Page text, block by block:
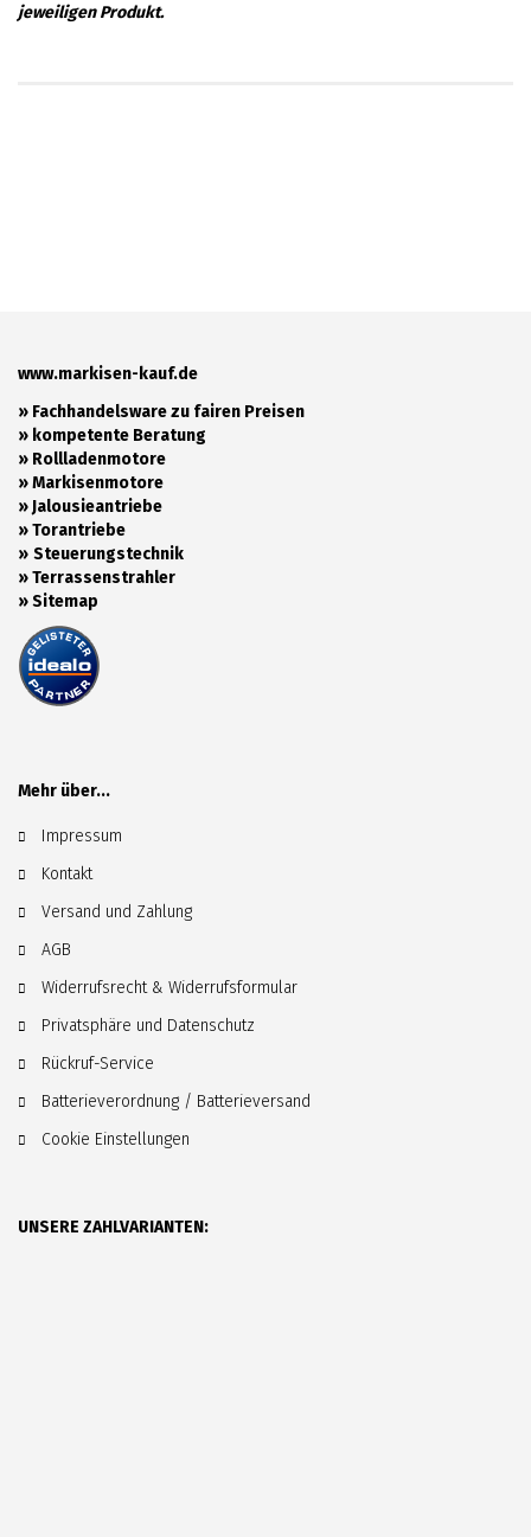
jeweiligen Produkt.
www.markisen-kauf.de
» Fachhandelsware zu fairen Preisen
» kompetente Beratung
» Rollladenmotore
»Markisenmotore
»Jalousieantriebe
»Torantriebe
» Steuerungstechnik
»Terrassenstrahler
»Sitemap
Mehr über...
Impressum
Kontakt
Versand und Zahlung
AGB
Widerrufsrecht & Widerrufsformular
Privatsphäre und Datenschutz
Rückruf-Service
Batterieverordnung / Batterieversand
Cookie Einstellungen
UNSERE ZAHLVARIANTEN: